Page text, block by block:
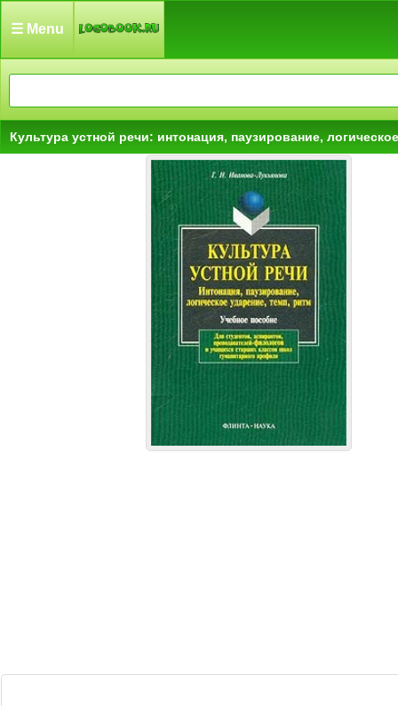
☰ Menu
Культура устной речи: интонация, паузирование,